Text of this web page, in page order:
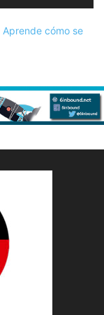
Aprende cómo se